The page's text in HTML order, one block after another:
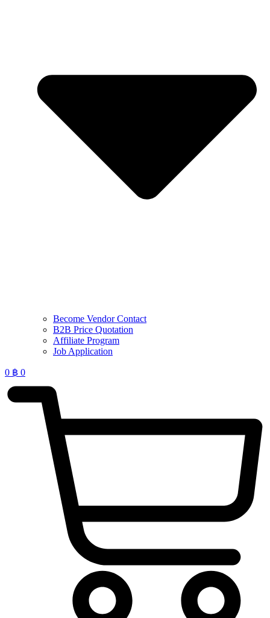
Become Vendor Contact
B2B Price Quotation
Affiliate Program
Job Application
0 ฿ 0